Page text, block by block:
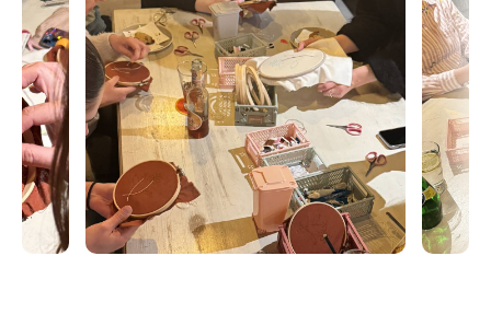
– Apporte le vêtement ou support que tu souhaites
personnaliser
– Tu repars avec ta création
– Une boisson incluse
⚠️ Petit groupe – 6 places
Réservation obligatoire
En dessous de 2 inscriptions, l'atelier sera annulé et